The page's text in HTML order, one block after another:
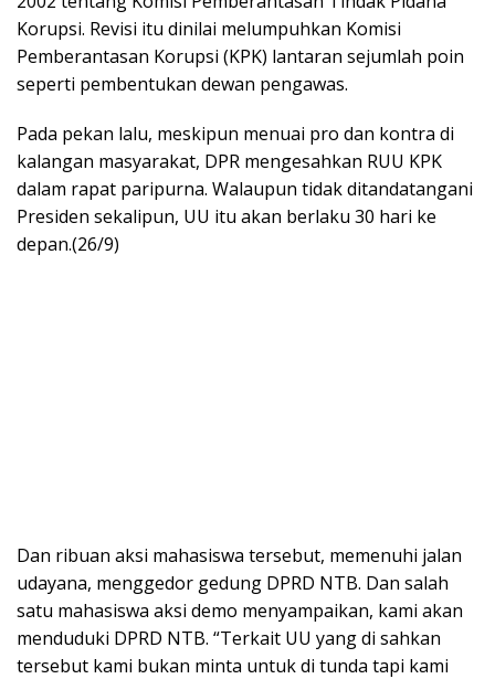
Korupsi. Revisi itu dinilai melumpuhkan Komisi
Pemberantasan Korupsi (KPK) lantaran sejumlah poin
seperti pembentukan dewan pengawas.
Pada pekan lalu, meskipun menuai pro dan kontra di
kalangan masyarakat, DPR mengesahkan RUU KPK
dalam rapat paripurna. Walaupun tidak ditandatangani
Presiden sekalipun, UU itu akan berlaku 30 hari ke
depan.(26/9)
Dan ribuan aksi mahasiswa tersebut, memenuhi jalan
udayana, menggedor gedung DPRD NTB. Dan salah
satu mahasiswa aksi demo menyampaikan, kami akan
menduduki DPRD NTB. “Terkait UU yang di sahkan
tersebut kami bukan minta untuk di tunda tapi kami